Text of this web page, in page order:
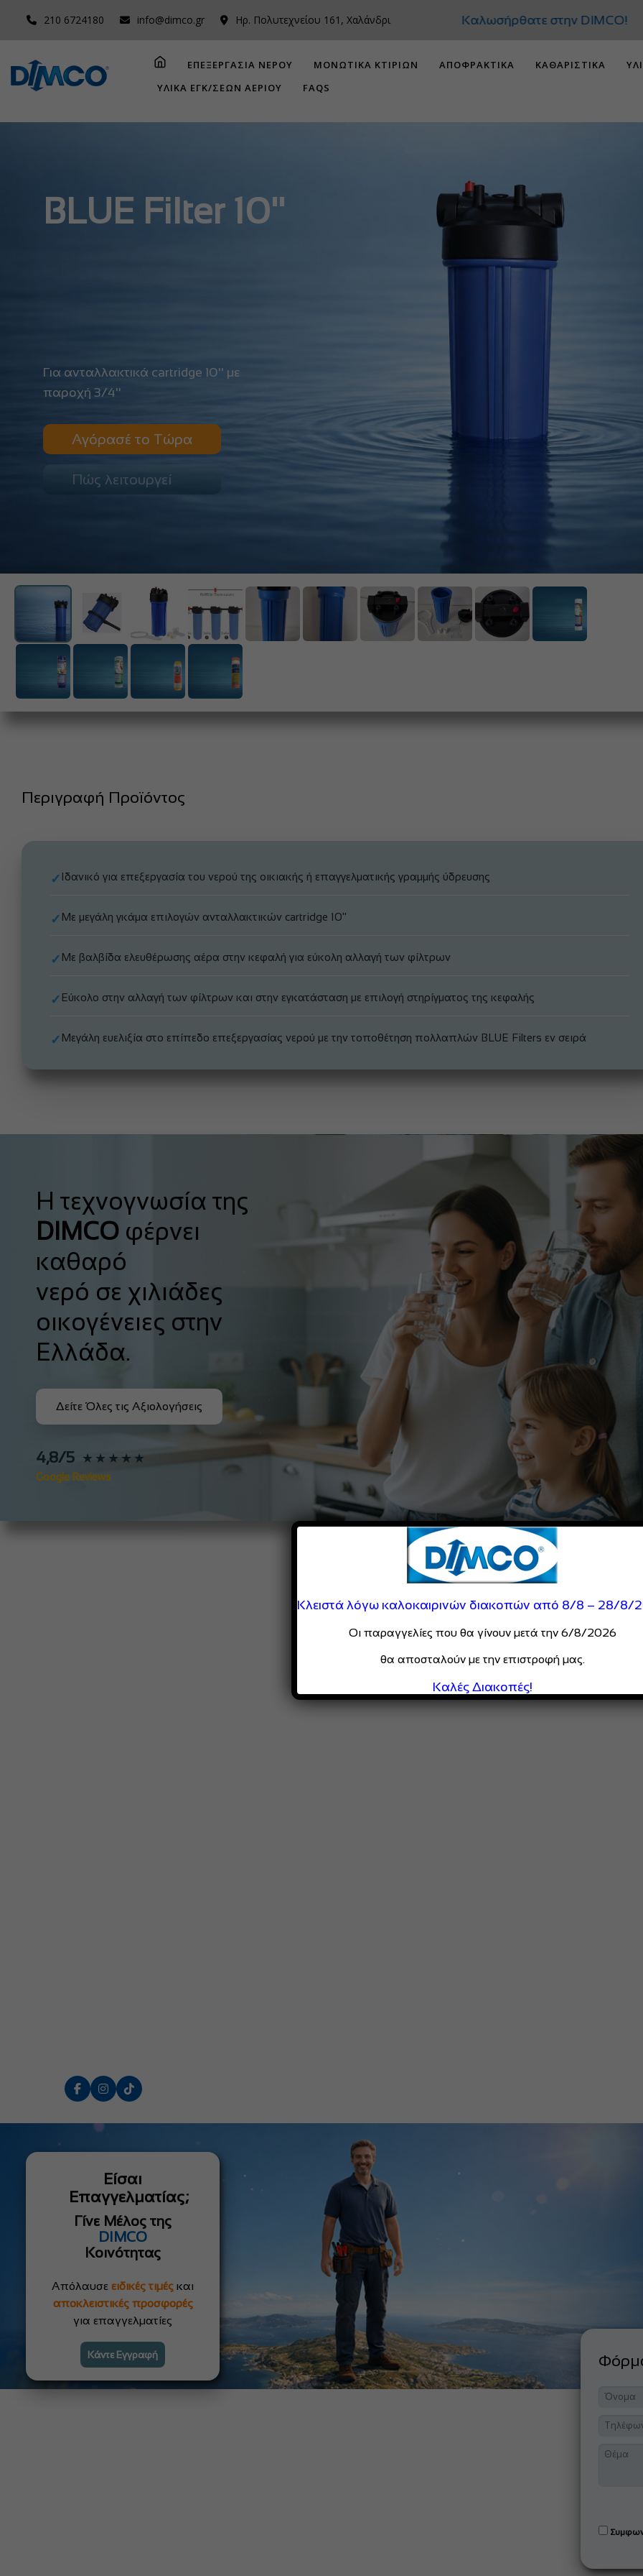
210 6724180 info@dimco.gr Ηρ. Πολυτεχνείου 161, Χαλάνδρι Καλωσήρθατε στην
ΕΠΕΞΕΡΓΑΣΙΑ ΝΕΡΟΥ ΜΟΝΩΤΙΚΑ ΚΤΙΡΙΩΝ ΑΠΟΦΡΑΚΤΙΚΑ ΚΑΘΑΡΙΣΤΙΚΑ
ΥΛΙΚΑ ΕΓΚ/ΣΕΩΝ ΑΕΡΙΟΥ
FAQS
BLUE Filter 10''
Για ανταλλακτικά cartridge 10'' με
παροχή 3/4''
Αγόρασέ το Τώρα
Πώς λειτουργεί
Περιγραφή Προϊόντος
✓ Ιδανικό για επεξεργασία του νερού της οικιακής ή επαγγελματικής γραμμής ύδρευσης
✓ Με μεγάλη γκάμα επιλογών ανταλλακτικών cartridge 10''
✓ Με βαλβίδα ελευθέρωσης αέρα στην κεφαλή για εύκολη αλλαγή των φίλτρων
✓ Εύκολο στην αλλαγή των φίλτρων και στην εγκατάσταση με επιλογή στηρίγματος της κεφαλής
✓ Μεγάλη ευελιξία στο επίπεδο επεξεργασίας νερού με την τοποθέτηση πολλαπλών BLUE Filters εν σειρά
Η τεχνογνωσία της
DIMCO φέρνει
καθαρό
νερό σε χιλιάδες
οικογένειες στην
Ελλάδα.
Δείτε Όλες τις Αξιολογήσεις
4,8/5 ★★★★★
Google Reviews
Είσαι
Επαγγελματίας;
Γίνε Μέλος της
DIMCO
Κοινότητας
Απόλαυσε ειδικές τιμές και
αποκλειστικές προσφορές
για επαγγελματίες
Κάντε Εγγραφή
Κλειστά λόγω καλοκαιρινών διακοπών από 8/8 – 28/8/
Οι παραγγελίες που θα γίνουν μετά την 6/8/2026
θα αποσταλούν με την επιστροφή μας.
Καλές Διακοπές!